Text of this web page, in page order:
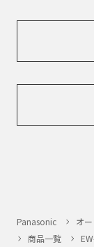
Panasonic
オ
商品一覧